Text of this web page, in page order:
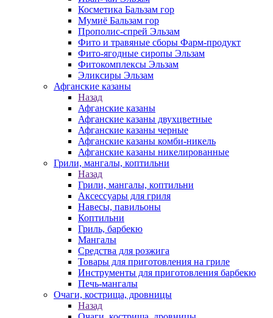
Косметика Бальзам гор
Мумиё Бальзам гор
Прополис-спрей Эльзам
Фито и травяные сборы Фарм-продукт
Фито-ягодные сиропы Эльзам
Фитокомплексы Эльзам
Эликсиры Эльзам
Афганские казаны
Назад
Афганские казаны
Афганские казаны двухцветные
Афганские казаны черные
Афганские казаны комби-никель
Афганские казаны никелированные
Грили, мангалы, коптильни
Назад
Грили, мангалы, коптильни
Аксессуары для гриля
Навесы, павильоны
Коптильни
Гриль, барбекю
Мангалы
Средства для розжига
Товары для приготовления на гриле
Инструменты для приготовления барбекю
Печь-мангалы
Очаги, кострища, дровницы
Назад